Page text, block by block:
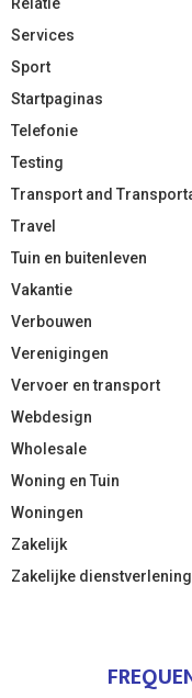
Relatie
Services
Sport
Startpaginas
Telefonie
Testing
Transport and
Travel
Tuin en buitenleven
Vakantie
Verbouwen
Verenigingen
Vervoer en transport
Webdesign
Wholesale
Woning en Tuin
Woningen
Zakelijk
Zakelijke dienstverlening